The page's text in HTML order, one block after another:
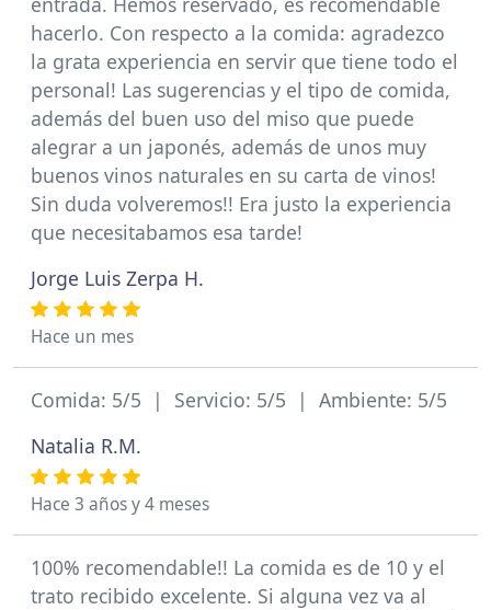
hacerlo. Con respecto a la comida: agradezco
la grata experiencia en servir que tiene todo el
personal! Las sugerencias y el tipo de comida,
además del buen uso del miso que puede
alegrar a un japonés, además de unos muy
buenos vinos naturales en su carta de vinos!
Sin duda volveremos!! Era justo la experiencia
que necesitabamos esa tarde!
Jorge Luis Zerpa H.
Hace un mes
Comida: 5/5 | Servicio: 5/5 | Ambiente: 5/5
Natalia R.M.
Hace 3 años y 4 meses
100% recomendable!! La comida es de 10 y el
trato recibido excelente. Si alguna vez va al